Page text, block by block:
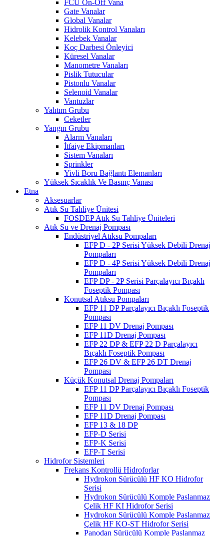
FCU On-Off Vana
Gate Vanalar
Global Vanalar
Hidrolik Kontrol Vanaları
Kelebek Vanalar
Koç Darbesi Önleyici
Küresel Vanalar
Manometre Vanaları
Pislik Tutucular
Pistonlu Vanalar
Selenoid Vanalar
Vantuzlar
Yalıtım Grubu
Ceketler
Yangın Grubu
Alarm Vanaları
İtfaiye Ekipmanları
Sistem Vanaları
Sprinkler
Yivli Boru Bağlantı Elemanları
Yüksek Sıcaklık Ve Basınç Vanası
Etna
Aksesuarlar
Atık Su Tahliye Ünitesi
FOSDEP Atık Su Tahliye Üniteleri
Atık Su ve Drenaj Pompası
Endüstriyel Atıksu Pompaları
EFP D - 2P Serisi Yüksek Debili Drenaj
Pompaları
EFP D - 4P Serisi Yüksek Debili Drenaj
Pompaları
EFP DP - 2P Serisi Parçalayıcı Bıçaklı
Foseptik Pompası
Konutsal Atıksu Pompaları
EFP 11 DP Parçalayıcı Bıçaklı Foseptik
Pompası
EFP 11 DV Drenaj Pompası
EFP 11D Drenaj Pompası
EFP 22 DP & EFP 22 D Parçalayıcı
Bıçaklı Foseptik Pompası
EFP 26 DV & EFP 26 DT Drenaj
Pompası
Küçük Konutsal Drenaj Pompaları
EFP 11 DP Parçalayıcı Bıçaklı Foseptik
Pompası
EFP 11 DV Drenaj Pompası
EFP 11D Drenaj Pompası
EFP 13 & 18 DP
EFP-D Serisi
EFP-K Serisi
EFP-T Serisi
Hidrofor Sistemleri
Frekans Kontrollü Hidroforlar
Hydrokon Sürücülü HF KO Hidrofor
Serisi
Hydrokon Sürücülü Komple Paslanmaz
Çelik HF KI Hidrofor Serisi
Hydrokon Sürücülü Komple Paslanmaz
Çelik HF KO-ST Hidrofor Serisi
Panodan Sürücülü Komple Paslanmaz